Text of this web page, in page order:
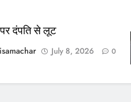
दंपति से लूट
July 8, 2026 0